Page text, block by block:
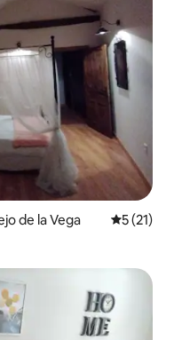
de la Vega Ukadiriaji
5 (21)